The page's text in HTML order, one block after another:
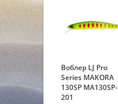
Воблер LJ Pro
Series MAKORA
130SP MA130SP-
201